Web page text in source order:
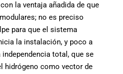
la ventaja añadida de que
no es preciso
para que el sistema
la instalación, y poco a
total, que se
hidrógeno como vector de